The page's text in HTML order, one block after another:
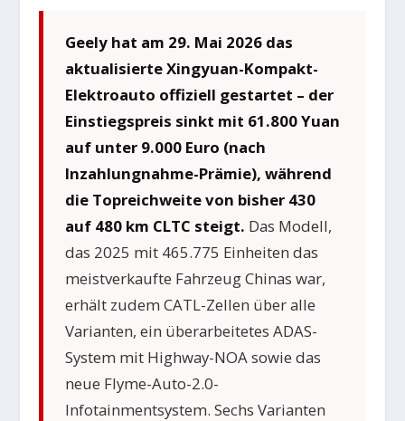
Geely hat am 29. Mai 2026 das
aktualisierte Xingyuan-Kompakt-
Elektroauto offiziell gestartet – der
Einstiegspreis sinkt mit 61.800 Yuan
auf unter 9.000 Euro (nach
Inzahlungnahme-Prämie), während
die Topreichweite von bisher 430
auf 480 km CLTC steigt. Das Modell,
das 2025 mit 465.775 Einheiten das
meistverkaufte Fahrzeug Chinas war,
erhält zudem CATL-Zellen über alle
Varianten, ein überarbeitetes ADAS-
System mit Highway-NOA sowie das
neue Flyme-Auto-2.0-
Infotainmentsystem. Sechs Varianten